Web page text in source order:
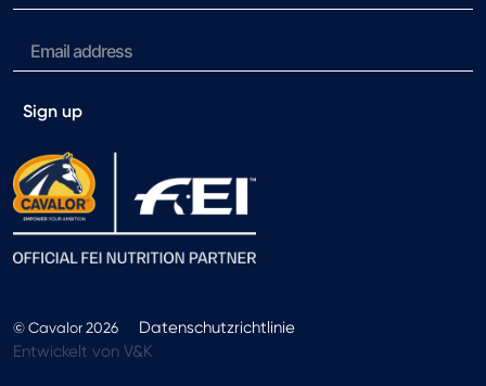
Sign up
© Cavalor 2026
Datenschutzrichtlinie
Entwickelt von V&K